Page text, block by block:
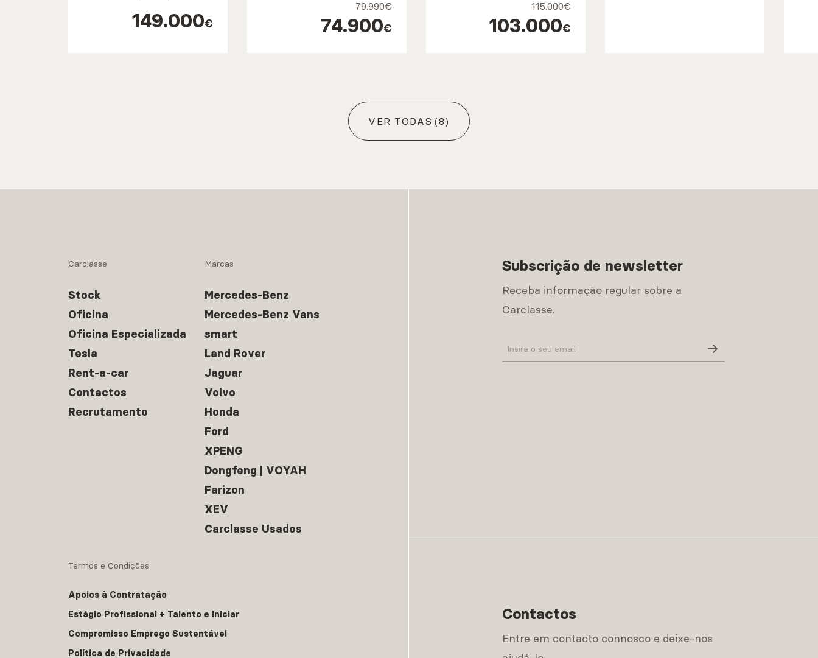
149.000€
79.990€
74.900€
115.000€
103.000€
VER TODAS (8)
Subscrição de newsletter
Receba informação regular sobre a
Carclasse.
Contactos
Entre em contacto connosco e deixe-nos
Carclasse
Stock
Oficina
Oficina Especializada
Tesla
Rent-a-car
Contactos
Recrutamento
Marcas
Mercedes-Benz
Mercedes-Benz Vans
smart
Land Rover
Jaguar
Volvo
Honda
Ford
XPENG
Dongfeng | VOYAH
Farizon
XEV
Carclasse Usados
Termos e Condições
Apoios à Contratação
Estágio Profissional + Talento e Iniciar
Compromisso Emprego Sustentável
Política de Privacidade